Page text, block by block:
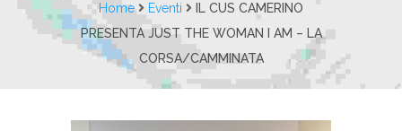
Home Eventi
IL CUS CAMERINO
PRESENTA JUST THE WOMAN I AM – LA
CORSA/CAMMINATA